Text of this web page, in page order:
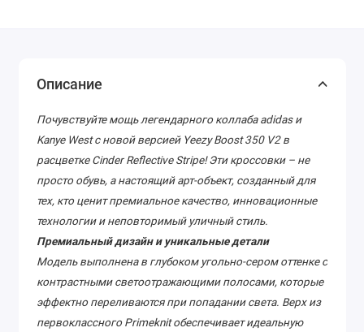
Описание
Почувствуйте мощь легендарного коллаба adidas и
Kanye West с новой версией Yeezy Boost 350 V2 в
расцветке Cinder Reflective Stripe! Эти кроссовки – не
просто обувь, а настоящий арт-объект, созданный для
тех, кто ценит премиальное качество, инновационные
технологии и неповторимый уличный стиль.
Премиальный дизайн и уникальные детали
Модель выполнена в глубоком угольно-сером оттенке с
контрастными светоотражающими полосами, которые
эффектно переливаются при попадании света. Верх из
первоклассного Primeknit обеспечивает идеальную